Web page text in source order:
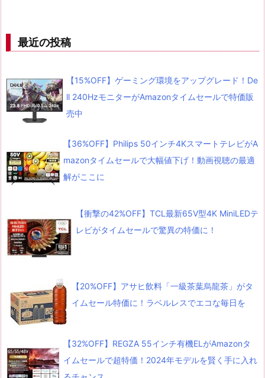
最近の投稿
【15%OFF】ゲーミング環境をアップグレード！De
ll 240HzモニターがAmazonタイムセールで特価販
売中
【36%OFF】Philips 50インチ4KスマートテレビがA
mazonタイムセールで大幅値下げ！動画視聴の最適
解がここに
【衝撃の42%OFF】TCL最新65V型4K MiniLEDテ
レビがタイムセールで驚異の特価に！
【20%OFF】アサヒ飲料「一級茶葉烏龍茶」がタ
イムセール特価に！ラベルレスでエコな毎日を
【32%OFF】REGZA 55インチ有機ELがAmazonタ
イムセールで超特価！2024年モデルを賢く手に入れ